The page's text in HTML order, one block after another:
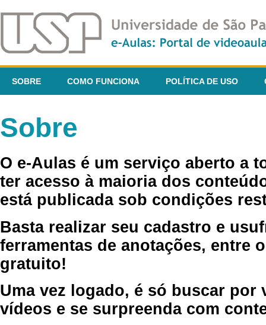
SOBRE COMO FUNCIONA POLÍTICA DE USO
Sobre
O e-Aulas é um serviço aberto a
ter acesso à maioria dos
está publicada sob condições
Basta realizar seu cadastro e
ferramentas de anotações, entre
gratuito!
Uma vez logado, é só buscar por
vídeos e se surpreenda com